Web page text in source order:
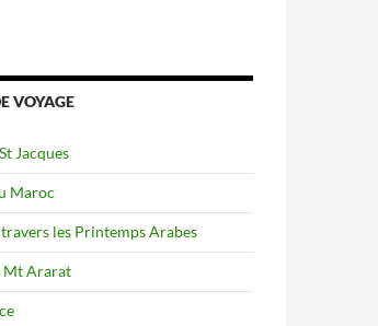
VOYAGE
Jacques
Maroc
les Printemps Arabes
Mt Ararat